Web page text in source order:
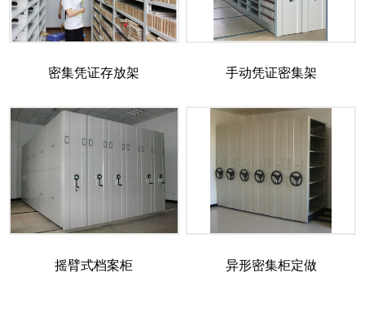
密集凭证存放架 手动凭证密集架
摇臂式档案柜 异形密集柜定做